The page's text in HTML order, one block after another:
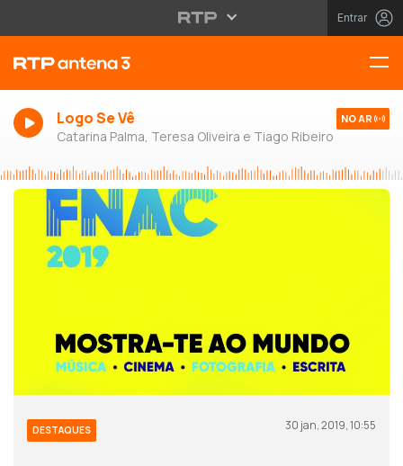
Entrar
Logo Se Vê
Catarina Palma, Teresa Oliveira e Tiago Ribeiro
NO AR
DESTAQUES 30 jan, 2019, 10:55